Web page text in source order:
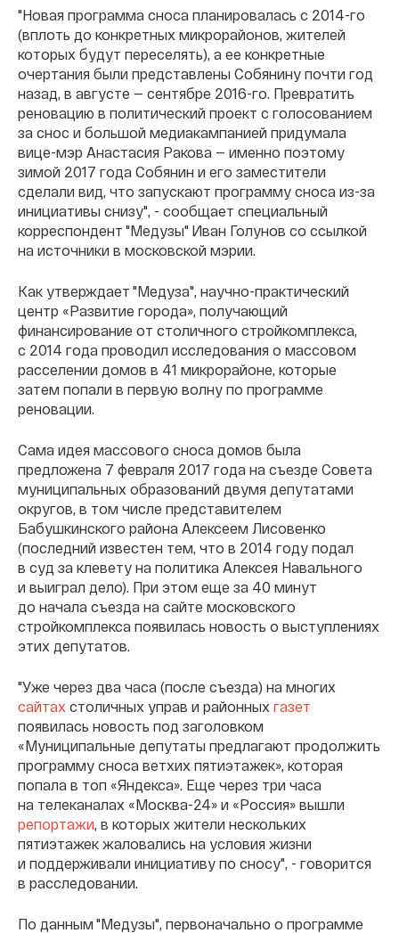
"Новая программа сноса планировалась с 2014-го
(вплоть до конкретных микрорайонов, жителей
которых будут переселять), а ее конкретные
очертания были представлены Собянину почти год
назад, в августе — сентябре 2016-го. Превратить
реновацию в политический проект с голосованием
за снос и большой медиакампанией придумала
вице-мэр Анастасия Ракова — именно поэтому
зимой 2017 года Собянин и его заместители
сделали вид, что запускают программу сноса из-за
инициативы снизу", - сообщает специальный
корреспондент "Медузы" Иван Голунов со ссылкой
на источники в московской мэрии.
Как утверждает "Медуза", научно-практический
центр «Развитие города», получающий
финансирование от столичного стройкомплекса,
с 2014 года проводил исследования о массовом
расселении домов в 41 микрорайоне, которые
затем попали в первую волну по программе
реновации.
Сама идея массового сноса домов была
предложена 7 февраля 2017 года на съезде Совета
муниципальных образований двумя депутатами
округов, в том числе представителем
Бабушкинского района Алексеем Лисовенко
(последний известен тем, что в 2014 году подал
в суд за клевету на политика Алексея Навального
и выиграл дело). При этом еще за 40 минут
до начала съезда на сайте московского
стройкомплекса появилась новость о выступлениях
этих депутатов.
"Уже через два часа (после съезда) на многих
сайтах столичных управ и районных газет
появилась новость под заголовком
«Муниципальные депутаты предлагают продолжить
программу сноса ветхих пятиэтажек», которая
попала в топ «Яндекса». Еще через три часа
на телеканалах «Москва-24» и «Россия» вышли
репортажи , в которых жители нескольких
пятиэтажек жаловались на условия жизни
и поддерживали инициативу по сносу", - говорится
в расследовании.
По данным "Медузы", первоначально о программе